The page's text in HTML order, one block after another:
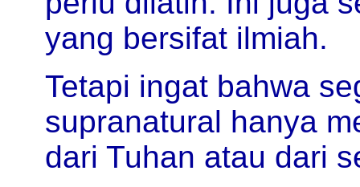
yang bersifat ilmiah.
Tetapi ingat bahwa
supranatural hanya
dari Tuhan atau dari